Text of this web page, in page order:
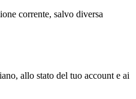
corrente, salvo diversa
allo stato del tuo account e ai